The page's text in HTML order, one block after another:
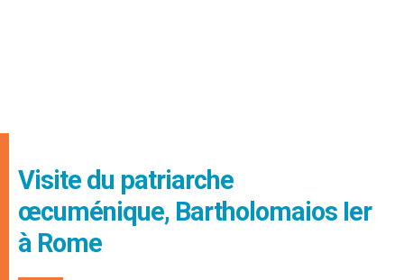
Visite du patriarche
œcuménique, Bartholomaios Ier
à Rome